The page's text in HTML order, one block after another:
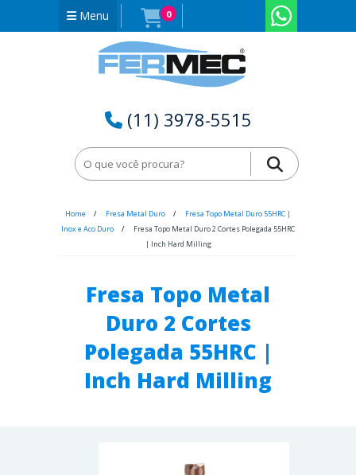
Menu 0
(11) 3978-5515
Home Fresa Metal Duro
Fresa Topo Metal Duro 55HRC |
Inox e Aco Duro
Fresa Topo Metal Duro 2 Cortes Polegada 55HRC
| Inch Hard Milling
Fresa Topo Metal
Duro 2 Cortes
Polegada 55HRC |
Inch Hard Milling